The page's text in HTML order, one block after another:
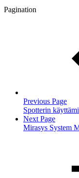
Pagination
Previous Page
Spotterin
Next Page
Mirasys System